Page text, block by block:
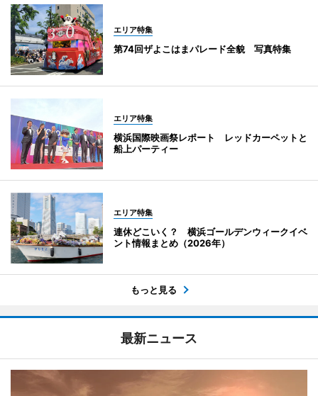
エリア特集
第74回ザよこはまパレード全貌 写真特集
エリア特集
横浜国際映画祭レポート レッドカーペットと
船上パーティー
エリア特集
連休どこいく？ 横浜ゴールデンウィークイベ
ント情報まとめ（2026年）
もっと見る
最新ニュース